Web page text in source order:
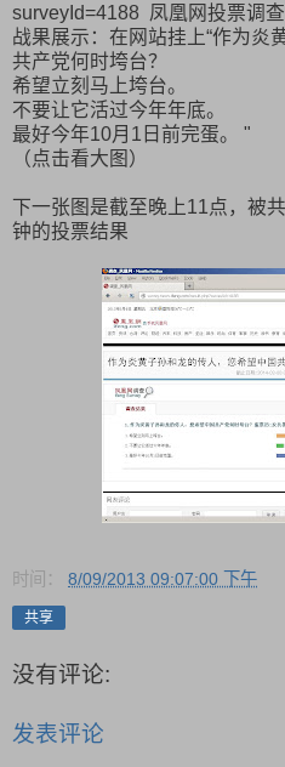
surveyId=4188 凤凰网投票调查
战果展示：在网站挂上“作为炎
共产党何时垮台？
希望立刻马上垮台。
不要让它活过今年年底。
最好今年10月1日前完蛋。 "
（点击看大图）
下一张图是截至晚上11点，被
钟的投票结果
时间： 8/09/2013 09:07:00 下午
共享
没有评论:
发表评论